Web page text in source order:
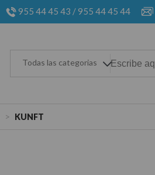
955 44 45 43 /955 44 45 44
Todas las categorias
> KUNFT